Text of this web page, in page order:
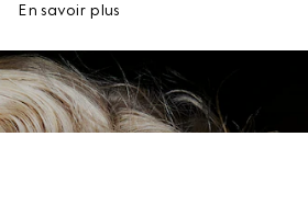
En savoir plus